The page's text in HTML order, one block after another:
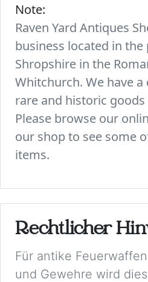
Note:
Raven Yard Antiques
business located in
Shropshire in the
Whitchurch. We have
rare and historic
Please browse our
our shop to see some
items.
Rechtlicher
Für antike
und Gewehre wird